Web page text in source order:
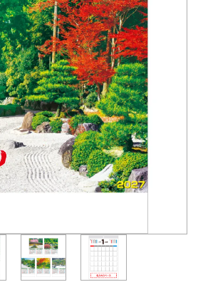
お問い合わせ
ケットティッシュ本舗
レンダー本舗